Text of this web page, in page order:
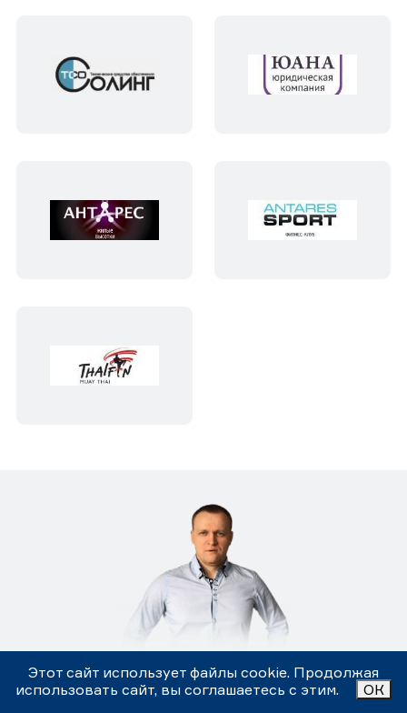
Здравствуйте, я Ипатов Михаил, Технический
директор автосервиса "Центр Правильного
Этот сайт использует файлы cookie. Продолжая
использовать сайт, вы соглашаетесь с этим.
ОК